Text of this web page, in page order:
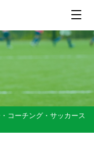
コーチング・サッカース